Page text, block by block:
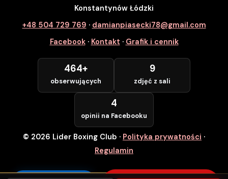
Zapisz się na wybrane zajęcia
Numer Telefonu *
POTWIERDZAM — WCHODZĘ ZA
DARMO
Konstantynów Łódzki
+48 504 729 769 · damianpiasecki78@gmail.com
Facebook· Kontakt · Grafik i cennik
464+
obserwujących
9
zdjęć z sali
4
opinii na Facebooku
© 2026 Lider Boxing Club · Polityka prywatności ·
Regulamin